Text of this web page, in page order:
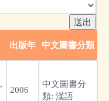
出版年 中文圖書分類
2006
中文圖書分
類: 漢語